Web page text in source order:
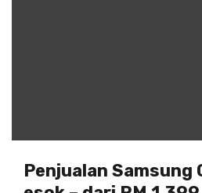
Penjualan Samsung